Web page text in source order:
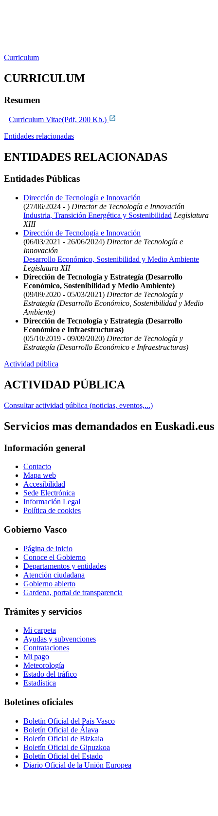
Curriculum
CURRICULUM
Resumen
Curriculum Vitae(Pdf, 200 Kb.)
Entidades relacionadas
ENTIDADES RELACIONADAS
Entidades Públicas
Dirección de Tecnología e Innovación
(27/06/2024 - ) Director de Tecnología e Innovación
Industria, Transición Energética y Sostenibilidad Legislatura
XIII
Dirección de Tecnología e Innovación
(06/03/2021 - 26/06/2024) Director de Tecnología e
Innovación
Desarrollo Económico, Sostenibilidad y Medio Ambiente
Legislatura XII
Dirección de Tecnología y Estrategía (Desarrollo
Económico, Sostenibilidad y Medio Ambiente)
(09/09/2020 - 05/03/2021) Director de Tecnología y
Estrategía (Desarrollo Económico, Sostenibilidad y Medio
Ambiente)
Dirección de Tecnología y Estrategía (Desarrollo
Económico e Infraestructuras)
(05/10/2019 - 09/09/2020) Director de Tecnología y
Estrategía (Desarrollo Económico e Infraestructuras)
Actividad pública
ACTIVIDAD PÚBLICA
Consultar actividad pública (noticias, eventos,...)
Servicios mas demandados en Euskadi.eus
Información general
Contacto
Mapa web
Accesibilidad
Sede Electrónica
Información Legal
Política de cookies
Gobierno Vasco
Página de inicio
Conoce el Gobierno
Departamentos y entidades
Atención ciudadana
Gobierno abierto
Gardena, portal de transparencia
Trámites y servicios
Mi carpeta
Ayudas y subvenciones
Contrataciones
Mi pago
Meteorología
Estado del tráfico
Estadística
Boletines oficiales
Boletín Oficial del País Vasco
Boletín Oficial de Álava
Boletín Oficial de Bizkaia
Boletín Oficial de Gipuzkoa
Boletín Oficial del Estado
Diario Oficial de la Unión Europea